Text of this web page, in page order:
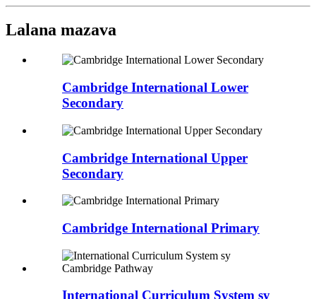
Lalana mazava
Cambridge International Lower
Secondary
Cambridge International Upper
Secondary
Cambridge International Primary
International Curriculum System sy